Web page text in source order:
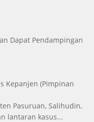
Dapat Pendampingan
Kepanjen (Pimpinan
Pasuruan, Salihudin,
lantaran kasus...